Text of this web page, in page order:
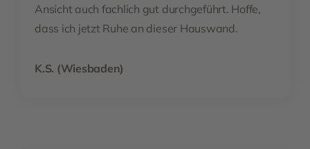
Ansicht auch fachlich gut durchgeführt. Hoffe,
dass ich jetzt Ruhe an dieser Hauswand.
K.S. (Wiesbaden)